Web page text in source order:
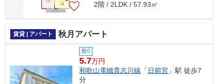
2階 / 2LDK / 57.93㎡
賃貸 | アパート 秋月アパート
敷0
5.7万円
和歌山電鐵貴志川線 「 日前宮 」駅 徒歩7
分